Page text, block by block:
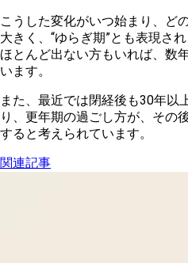
こうした変化がいつ始まり、ど
大きく、“ゆらぎ期”とも表現さ
ほとんど出ない方もいれば、数
います。
また、最近では閉経後も30年以
り、更年期の過ごし方が、その
すると考えられています。
関連記事